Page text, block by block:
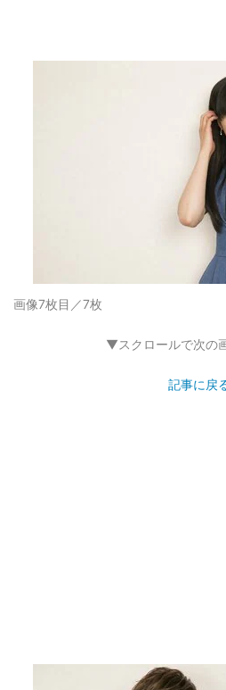
画像7枚目／7枚
▼スクロールで次の
記事に戻